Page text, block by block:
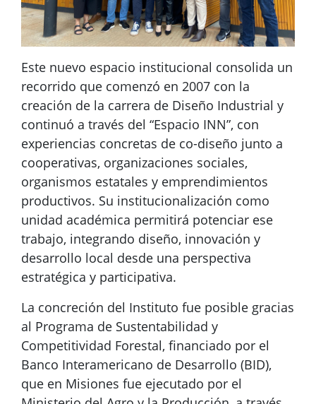
Este nuevo espacio institucional consolida un
recorrido que comenzó en 2007 con la
creación de la carrera de Diseño Industrial y
continuó a través del “Espacio INN”, con
experiencias concretas de co-diseño junto a
cooperativas, organizaciones sociales,
organismos estatales y emprendimientos
productivos. Su institucionalización como
unidad académica permitirá potenciar ese
trabajo, integrando diseño, innovación y
desarrollo local desde una perspectiva
estratégica y participativa.
La concreción del Instituto fue posible gracias
al Programa de Sustentabilidad y
Competitividad Forestal, financiado por el
Banco Interamericano de Desarrollo (BID),
que en Misiones fue ejecutado por el